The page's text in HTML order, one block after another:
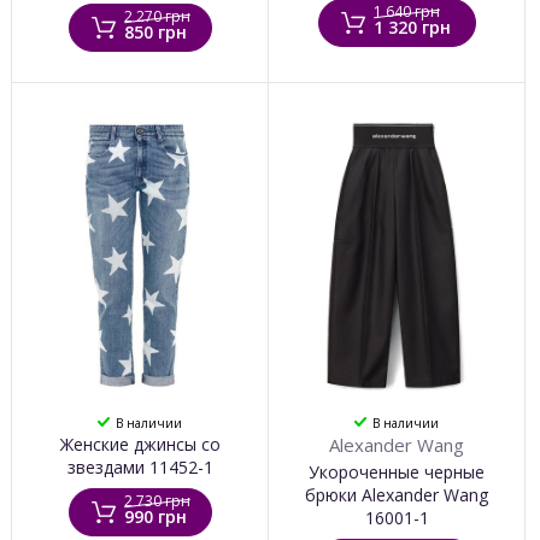
2 270 грн
850 грн
1 640 грн
1 320 грн
В наличии
Женские джинсы со
звездами 11452-1
2 730 грн
990 грн
В наличии
Alexander Wang
Укороченные черные
брюки Alexander Wang
16001-1